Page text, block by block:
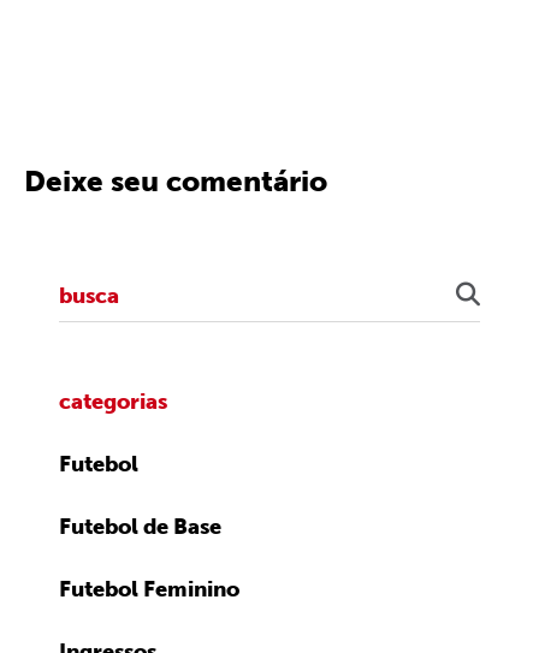
Deixe seu comentário
categorias
Futebol
Futebol de Base
Futebol Feminino